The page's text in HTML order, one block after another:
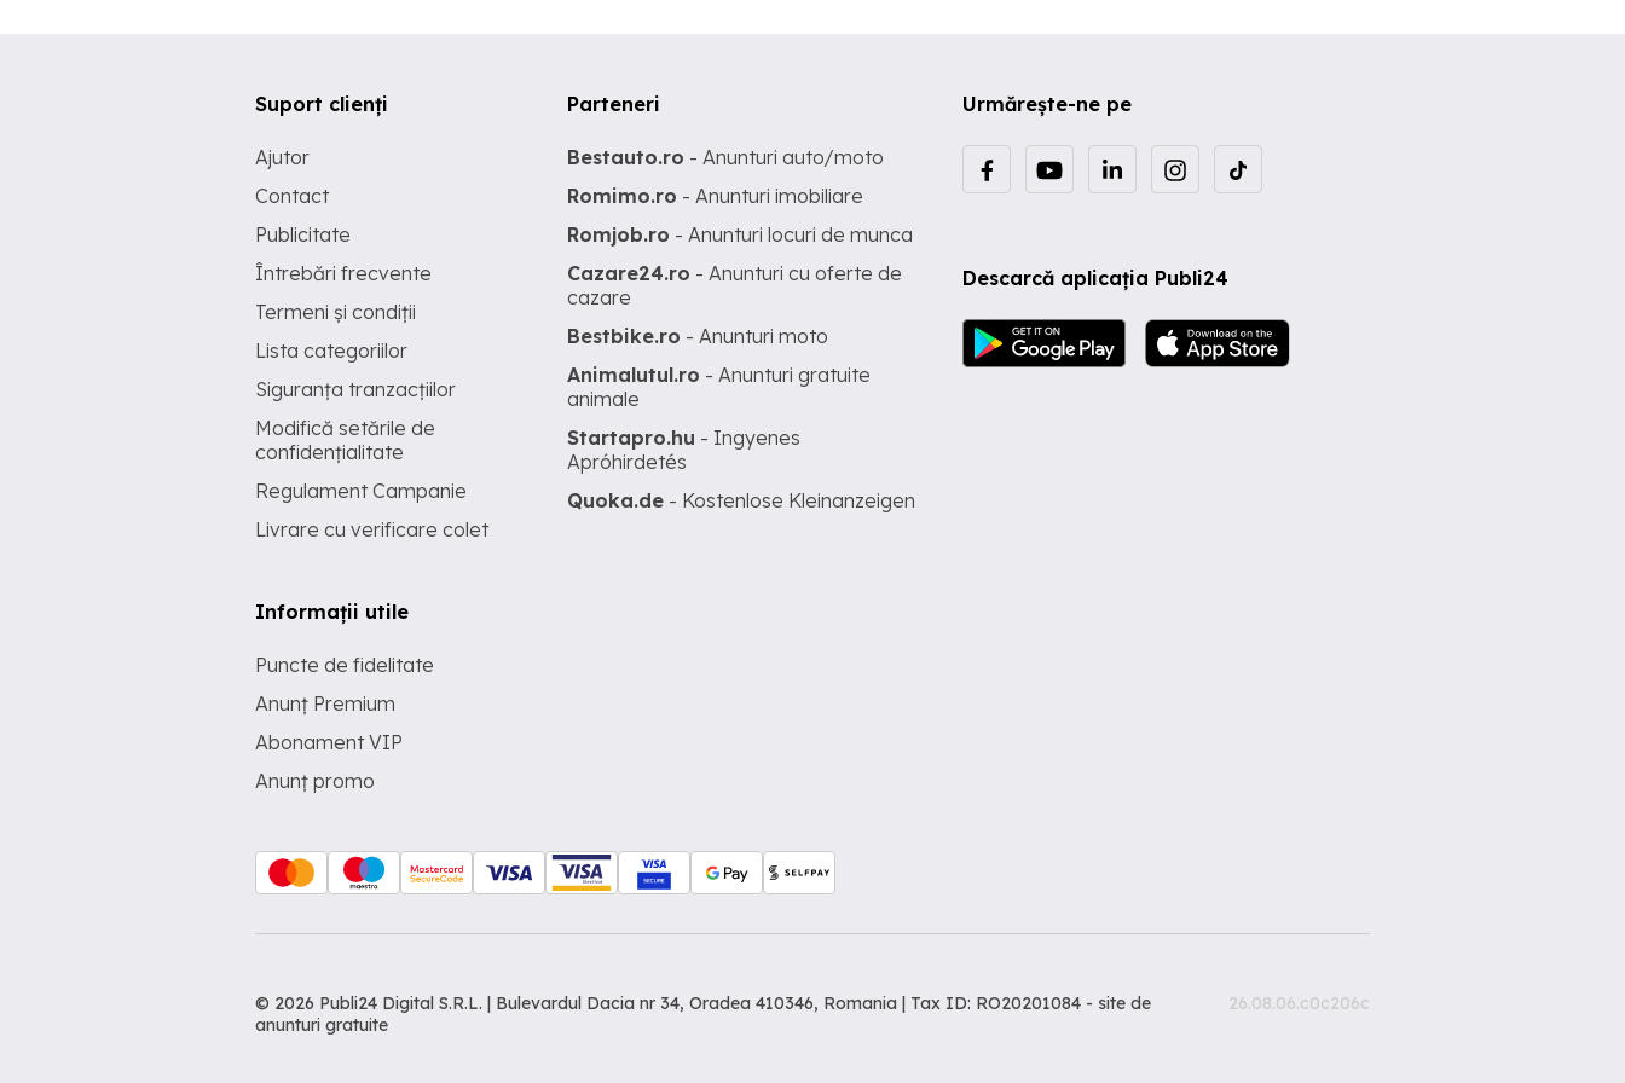
Urmărește-ne pe
Descarcă aplicația Publi24
Suport clienți
Ajutor
Contact
Publicitate
Întrebări frecvente
Termeni și condiții
Lista categoriilor
Siguranța tranzacțiilor
Modifică setările de
confidențialitate
Regulament Campanie
Livrare cu verificare colet
Informații utile
Puncte de fidelitate
Anunț Premium
Abonament VIP
Anunț promo
Parteneri
Bestauto.ro - Anunturi auto/moto
Romimo.ro - Anunturi imobiliare
Romjob.ro - Anunturi locuri de munca
Cazare24.ro - Anunturi cu oferte de
cazare
Bestbike.ro - Anunturi moto
Animalutul.ro - Anunturi gratuite
animale
Startapro.hu - Ingyenes
Apróhirdetés
Quoka.de - Kostenlose Kleinanzeigen
© 2026 Publi24 Digital S.R.L. | Bulevardul Dacia nr 34, Oradea 410346, Romania | Tax ID: RO20201084 - site de
anunturi gratuite
26.08.06.c0c206c